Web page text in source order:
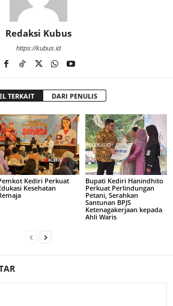
Redaksi Kubus
https://kubus.id
TERKAIT DARI PENULIS
Kediri Perkuat
Kesehatan
Bupati Kediri Hanindhito
Perkuat Perlindungan
Petani, Serahkan
Santunan BPJS
Ketenagakerjaan kepada
Ahli Waris